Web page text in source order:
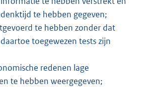
te hebben gegeven;
te hebben zonder dat
toegewezen tests zijn
redenen lage
te hebben weergegeven;